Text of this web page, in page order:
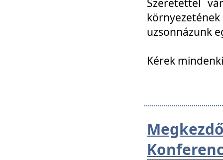
uzsonnázunk
Kérek